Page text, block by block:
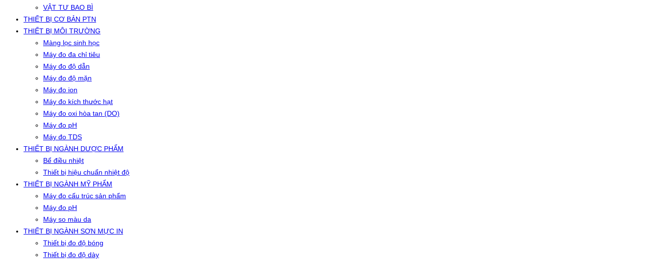
VẬT TƯ BAO BÌ
THIẾT BỊ CƠ BẢN PTN
THIẾT BỊ MÔI TRƯỜNG
Màng lọc sinh học
Máy đo đa chỉ tiêu
Máy đo độ dẫn
Máy đo độ mặn
Máy đo ion
Máy đo kích thước hạt
Máy đo oxi hòa tan (DO)
Máy đo pH
Máy đo TDS
THIẾT BỊ NGÀNH DƯỢC PHẨM
Bể điều nhiệt
Thiết bị hiệu chuẩn nhiệt độ
THIẾT BỊ NGÀNH MỸ PHẨM
Máy đo cấu trúc sản phẩm
Máy đo pH
Máy so màu da
THIẾT BỊ NGÀNH SƠN MỰC IN
Thiết bị đo độ bóng
Thiết bị đo độ dày